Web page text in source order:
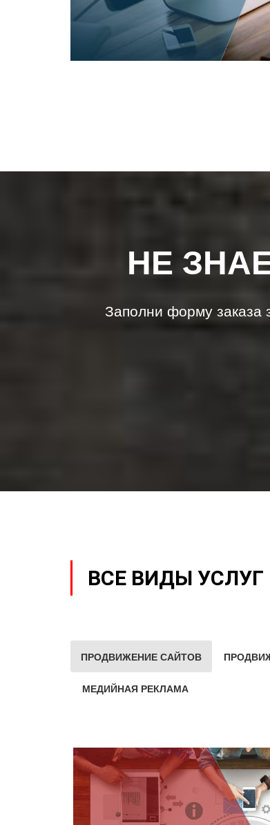
НЕ
Заполни форму заказа
ВСЕ ВИДЫ
ПРОДВИЖЕНИЕ САЙТОВ
МЕДИЙНАЯ РЕКЛАМА